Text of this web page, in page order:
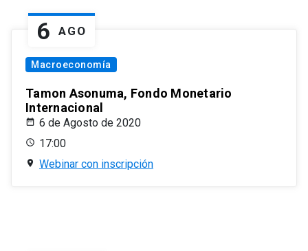
6 AGO
Macroeconomía
Tamon Asonuma, Fondo Monetario
Internacional
6 de Agosto de 2020
17:00
Webinar con inscripción